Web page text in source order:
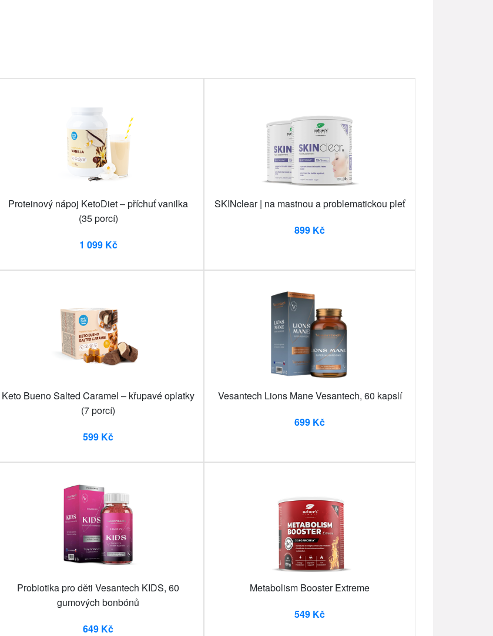
Proteinový nápoj KetoDiet – příchuť vanilka
(35 porcí)
1 099 Kč
SKINclear | na mastnou a problematickou pleť
899 Kč
Keto Bueno Salted Caramel – křupavé oplatky
(7 porcí)
599 Kč
Vesantech Lions Mane Vesantech, 60 kapslí
699 Kč
Probiotika pro děti Vesantech KIDS, 60
gumových bonbónů
649 Kč
Metabolism Booster Extreme
549 Kč